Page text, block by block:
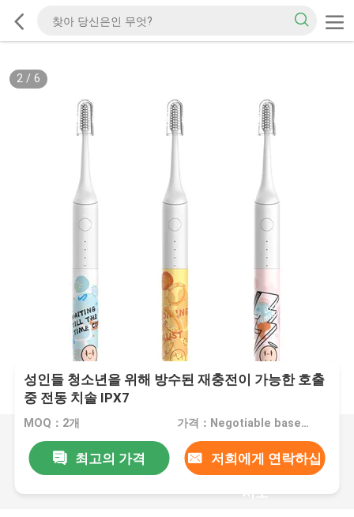
2/ 6
성인들 청소년을 위해 방수된 재충전이 가능한 호출
중 전동 치솔 IPX7
MOQ：2개 가격：Negotiable based on order lot quantity
최고의 가격 저희에게 연락하십
시오